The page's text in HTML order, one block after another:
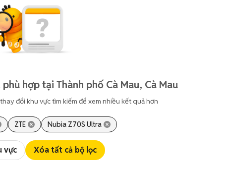
hợp tại Thành phố Cà Mau, Cà Mau
đổi khu vực tìm kiếm để xem nhiều kết quả hơn
ZTE Nubia Z70S Ultra
vực Xóa tất cả bộ lọc